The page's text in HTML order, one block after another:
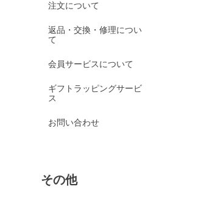
注文について
返品・交換・修理につい
て
会員サービスについて
ギフトラッピングサービ
ス
お問い合わせ
その他